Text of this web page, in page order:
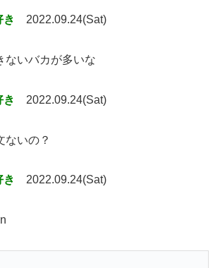
き 2022.09.24(Sat)
ないバカが多いな
き 2022.09.24(Sat)
いの？
き 2022.09.24(Sat)